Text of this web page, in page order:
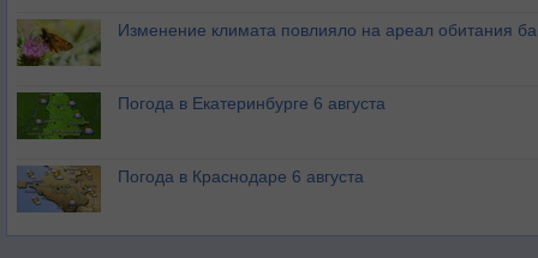
Изменение климата повлияло на ареал обитания
Погода в Екатеринбурге 6 августа
Погода в Краснодаре 6 августа